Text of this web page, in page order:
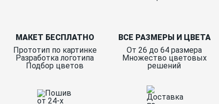
МАКЕТ БЕСПЛАТНО
Прототип по картинке
Разработка логотипа
Подбор цветов
ВСЕ РАЗМЕРЫ И ЦВЕТА
От 26 до 64 размера
Множество цветовых
решений